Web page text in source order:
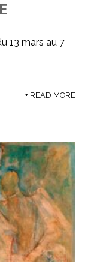
13 mars au 7
+ READ MORE